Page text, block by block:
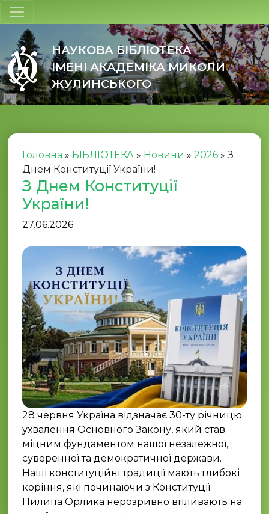
НАУКОВА БІБЛІОТЕКА
ІМЕНІ АКАДЕМІКА МИКОЛИ
ЖУЛИНСЬКОГО
Головна » БІБЛІОТЕКА » Новини »2026 »З
Днем Конституції України!
З Днем Конституції
України!
27.06.2026
28 червня Україна відзначає 30-ту річницю
ухвалення Основного Закону, який став
міцним фундаментом нашої незалежної,
суверенної та демократичної держави.
Наші конституційні традиції мають глибокі
коріння, які починаючи з Конституції
Пилипа Орлика нерозривно впливають на